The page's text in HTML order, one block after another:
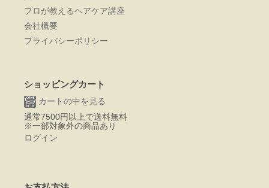
プロが教えるヘアケア講座
会社概要
プライバシーポリシー
ショッピングカート
カートの中を見る
通常7500円以上で送料無料
※一部対象外の商品あり
ログイン